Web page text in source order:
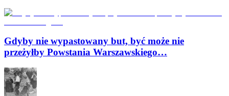
Gdyby nie wypastowany but, być może nie
przeżyłby Powstania Warszawskiego…